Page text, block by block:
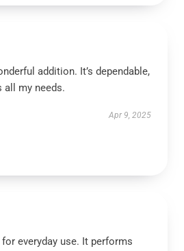
addition. It’s dependable,
all my needs.
Apr 9, 2025
everyday use. It performs